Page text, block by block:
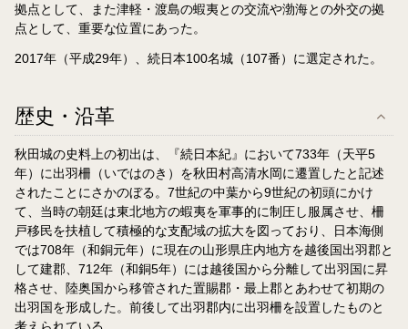
拠点として、また津軽・渡島の蝦夷との交流や渤海との外交の拠
点として、重要な位置にあった。
2017年（平成29年）、続日本100名城（107番）に選定された。
歴史・沿革
秋田城の史料上の初出は、『続日本紀』において733年（天平5
年）に出羽柵（いではのき）を秋田村高清水岡に遷置したと記述
されたことにさかのぼる。7世紀の中葉から9世紀の初頭にかけ
て、当時の朝廷は東北地方の蝦夷を軍事的に制圧し服属させ、柵
戸移民を扶植して積極的な支配域の拡大を図っており、日本海側
では708年（和銅元年）に現在の山形県庄内地方を越後国出羽郡と
して建郡、712年（和銅5年）には越後国から分離して出羽国に昇
格させ、陸奥国から移管された置賜郡・最上郡とあわせて初期の
出羽国を形成した。前後して出羽郡内に出羽柵を設置したものと
考えられている。